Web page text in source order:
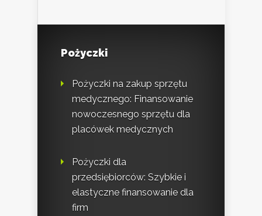
Pożyczki
Pożyczki na zakup sprzętu
medycznego: Finansowanie
nowoczesnego sprzętu dla
placówek medycznych
Pożyczki dla
przedsiębiorców: Szybkie i
elastyczne finansowanie dla
firm